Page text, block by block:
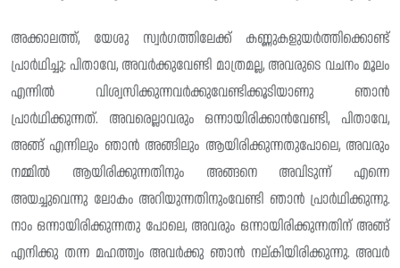
അക്കാലത്ത്, യേശു സ്വർഗത്തിലേക്ക് കണ്ണുകളുയർത്തിക്കൊണ്ട്
പ്രാർഥിച്ചു: പിതാവേ, അവർക്കുവേണ്ടി മാത്രമല്ല, അവരുടെ വചനം മൂലം
എന്നിൽ വിശ്വസിക്കുന്നവർക്കുവേണ്ടിക്കൂടിയാണു ഞാൻ
പ്രാർഥിക്കുന്നത്. അവരെല്ലാവരും ഒന്നായിരിക്കാൻവേണ്ടി, പിതാവേ,
അങ്ങ് എന്നിലും ഞാൻ അങ്ങിലും ആയിരിക്കുന്നതുപോലെ, അവരും
നമ്മിൽ ആയിരിക്കുന്നതിനും അങ്ങനെ അവിടുന്ന് എന്നെ
അയച്ചുവെന്നു ലോകം അറിയുന്നതിനുംവേണ്ടി ഞാൻ പ്രാർഥിക്കുന്നു.
നാം ഒന്നായിരിക്കുന്നതു പോലെ, അവരും ഒന്നായിരിക്കുന്നതിന് അങ്ങ്
എനിക്കു തന്ന മഹത്ത്വം അവർക്കു ഞാൻ നല്‌കിയിരിക്കുന്നു. അവർ